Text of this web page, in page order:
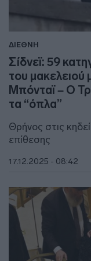
ΔΙΕΘΝΗ
Σίδνεϊ: 59
του μακελειού
Μπόνταϊ – Ο
τα “όπλα”
Θρήνος στις
επίθεσης
17.12.2025 - 08:42